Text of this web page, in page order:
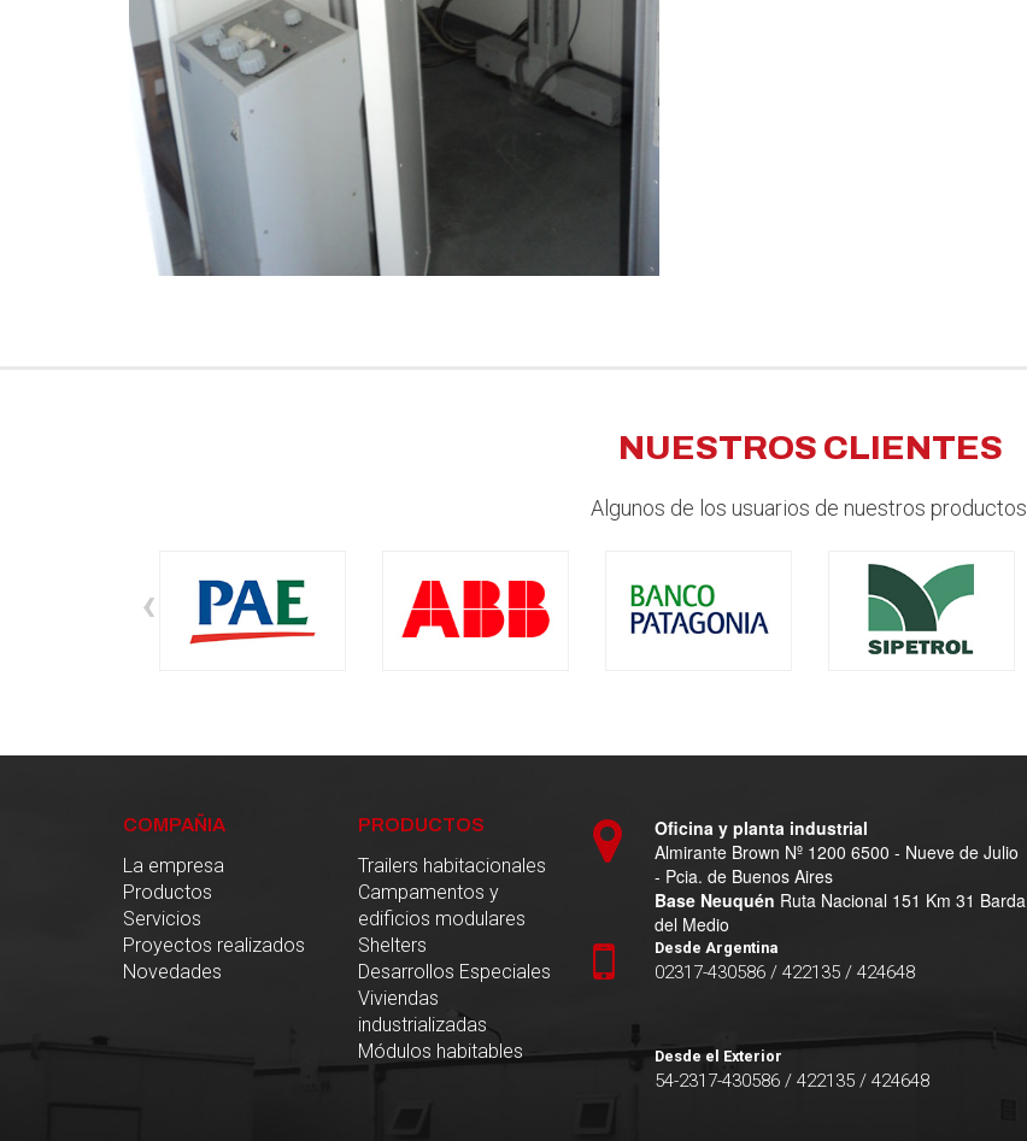
NUESTROS CLIENTES
Algunos de los usuarios de nuestros productos.
‹
COMPAÑIA
La empresa
Productos
Servicios
Proyectos realizados
Novedades
PRODUCTOS
Trailers habitacionales
Campamentos y
edificios modulares
Shelters
Desarrollos Especiales
Viviendas
industrializadas
Módulos habitables
Oficina y planta industrial
Almirante Brown Nº 1200 6500 - Nueve de Julio
- Pcia. de Buenos Aires
Base Neuquén Ruta Nacional 151 Km 31 Barda
del Medio
Desde Argentina
02317-430586 / 422135 / 424648
Desde el Exterior
54-2317-430586 / 422135 / 424648